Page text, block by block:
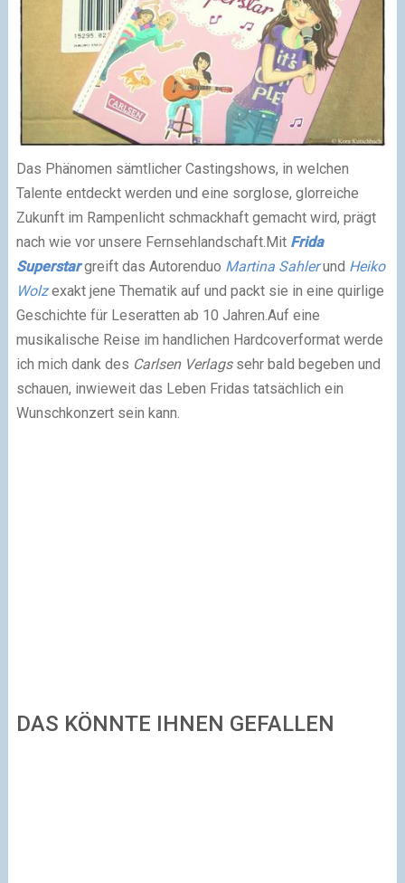
Das Phänomen sämtlicher Castingshows, in welchen
Talente entdeckt werden und eine sorglose, glorreiche
Zukunft im Rampenlicht schmackhaft gemacht wird, prägt
nach wie vor unsere Fernsehlandschaft.Mit Frida
Superstargreift das Autorenduo Martina Sahlerund Heiko
Wolzexakt jene Thematik auf und packt sie in eine quirlige
Geschichte für Leseratten ab 10 Jahren.Auf eine
musikalische Reise im handlichen Hardcoverformat werde
ich mich dank des Carlsen Verlags sehr bald begeben und
schauen, inwieweit das Leben Fridas tatsächlich ein
Wunschkonzert sein kann.
DAS KÖNNTE IHNEN GEFALLEN